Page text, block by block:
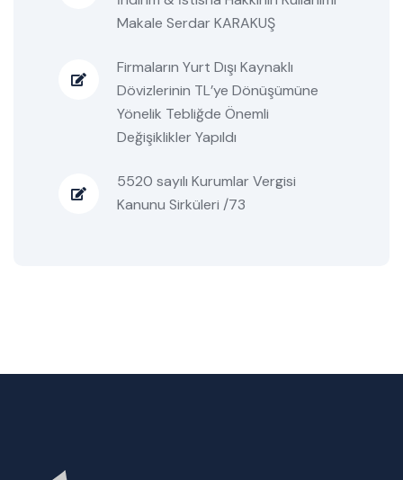
Makale Serdar KARAKUŞ
Firmaların Yurt Dışı Kaynaklı
Dövizlerinin TL’ye Dönüşümüne
Yönelik Tebliğde Önemli
Değişiklikler Yapıldı
5520 sayılı Kurumlar Vergisi
Kanunu Sirküleri /73